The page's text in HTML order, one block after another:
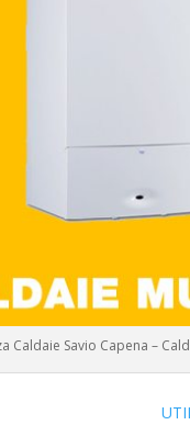
Caldaie Savio Capena –